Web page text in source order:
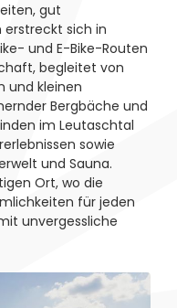
gut
erstreckt sich in
und E-Bike-Routen
begleitet von
und kleinen
Bergbäche und
im Leutaschtal
sowie
und Sauna.
Ort, wo die
für jeden
unvergessliche